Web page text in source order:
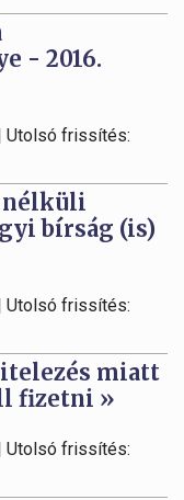
- 2016.
Utolsó frissítés:
nélküli
bírság (is)
Utolsó frissítés:
miatt
fizetni »
Utolsó frissítés: